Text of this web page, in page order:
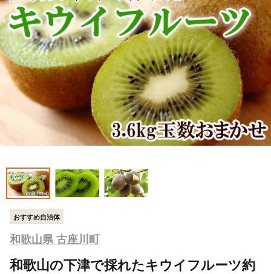
おすすめ自治体
和歌山県 古座川町
和歌山の下津で採れたキウイフルーツ約